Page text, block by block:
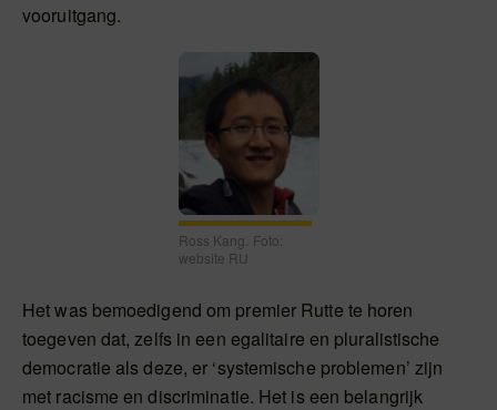
vooruitgang.
Ross Kang. Foto:
website RU
Het was bemoedigend om premier Rutte te horen
toegeven dat, zelfs in een egalitaire en pluralistische
democratie als deze, er ‘systemische problemen’ zijn
met racisme en discriminatie. Het is een belangrijk